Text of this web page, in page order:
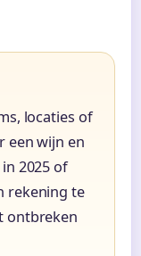
locaties of
een wijn en
2025 of
rekening te
ontbreken